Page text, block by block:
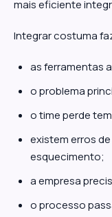
mais eficiente
Integrar costuma
as ferramentas
o problema
o time perde
existem erros
esquecimento;
a empresa
o processo